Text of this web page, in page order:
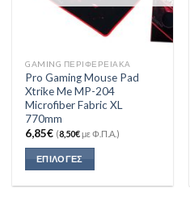
GAMING ΠΕΡΙΦΕΡΕΙΑΚΑ
Pro Gaming Mouse Pad
Xtrike Me MP-204
Microfiber Fabric XL
770mm
6,85€ (8,50€με Φ.Π.Α.)
ΕΠΙΛΟΓΈΣ